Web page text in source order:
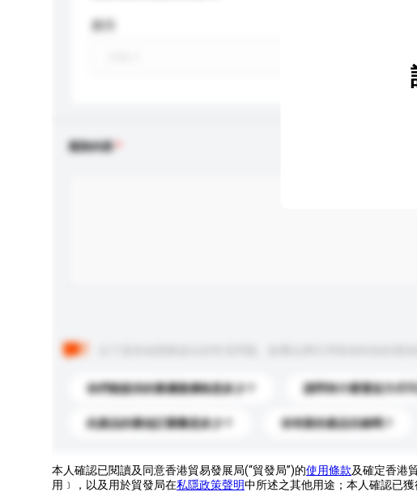
查詢內容
你們能提供的最優惠價格是多少？ 請問有什麼運送方式可
此產品的最低訂購量是多少？ 你有新的產品目錄嗎？
本人確認已閱讀及同意香港貿易發展局(“貿發局”)的使用條款及確定香港
用﹞，以及用於貿發局在私隱政策聲明中所述之其他用途；本人確認已